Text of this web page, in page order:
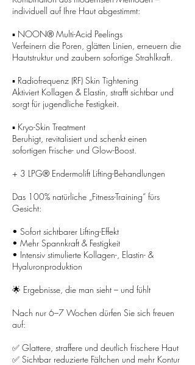
individuell auf Ihre Haut abgestimmt:
▪ NOON® Multi-Acid Peelings
Verfeinern die Poren, glätten Linien, erneuern die
Hautstruktur und zaubern sofortige Strahlkraft.
▪ Radiofrequenz (RF) Skin Tightening
Aktiviert Kollagen & Elastin, strafft sichtbar und
sorgt für jugendliche Festigkeit.
▪ Kryo-Skin Treatment
Beruhigt, revitalisiert und schenkt einen
sofortigen Frische- und Glow-Boost.
+ 3 LPG® Endermolift Lifting-Behandlungen
Das 100% natürliche „Fitness-Training“ fürs
Gesicht:
• Sofort sichtbarer Lifting-Effekt
• Mehr Spannkraft & Festigkeit
• Intensiv stimulierte Kollagen-, Elastin- &
Hyaluronproduktion
🌟 Ergebnisse, die man sieht – und fühlt
Nach nur 6–7 Wochen dürfen Sie sich freuen
auf:
✅ Glattere, straffere und deutlich frischere Haut
✅ Sichtbar reduzierte Fältchen und mehr Kontur